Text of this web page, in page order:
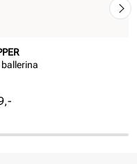
ballerina